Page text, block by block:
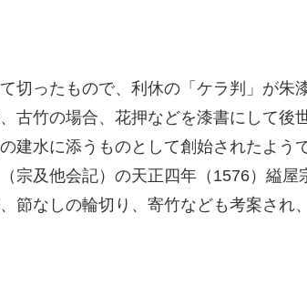
切ったもので、利休の「ケラ判」が朱
古竹の場合、花押などを漆書にして後
建水に添うものとして創始されたよう
宗及他会記）の天正四年（1576）縊屋
節なしの輪切り、寄竹なども考案され